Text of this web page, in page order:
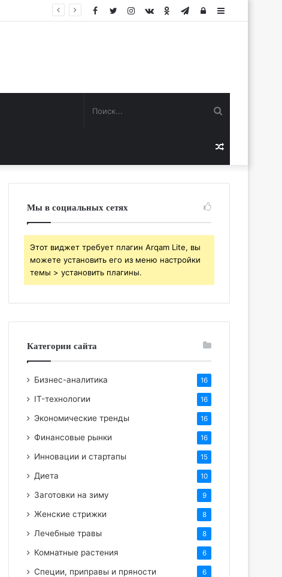
Sidebar
Авторизация
Telegram
Одноклассники
vk.com
Instagram
Twitter
Facebook
Случайная
статья
Мы в социальных сетях
Этот виджет требует плагин Arqam Lite, вы
можете установить его из меню настройки
темы > установить плагины.
Категории сайта
Бизнес-аналитика 16
IT-технологии 16
Экономические тренды 16
Финансовые рынки 16
Инновации и стартапы 15
Диета 10
Заготовки на зиму 9
Женские стрижки 8
Лечебные травы 8
Комнатные растения 6
Специи, приправы и пряности 6